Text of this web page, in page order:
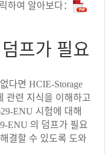
하여 알아보다：
프가 필요
다면 HCIE-Storage
관련 지식을 이해하고
ENU 시험에 대해
ENU 의 덤프가 필요
결할 수 있도록 도와